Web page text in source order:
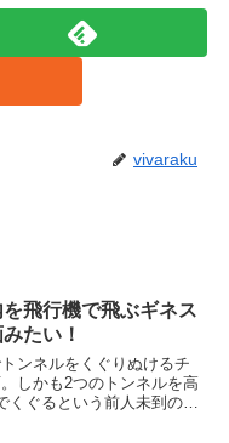
vivaraku
を飛行機で飛ぶギネス
たい！
ンネルをくぐりぬけるチ
しかも2つのトンネルを高
くぐるという前人未到の記